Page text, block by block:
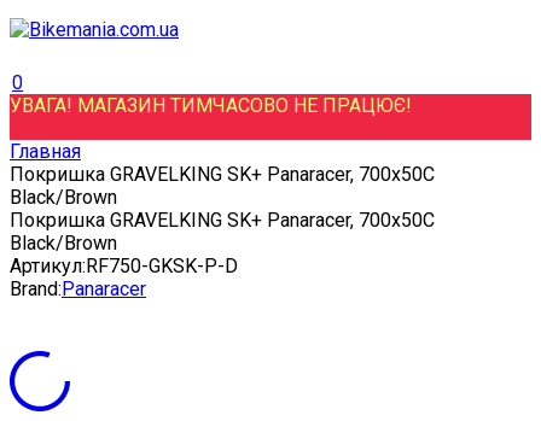
0
УВАГА! МАГАЗИН ТИМЧАСОВО НЕ ПРАЦЮЄ!
Главная
Покришка GRAVELKING SK+ Panaracer, 700x50C
Black/Brown
Покришка GRAVELKING SK+ Panaracer, 700x50C
Black/Brown
Артикул:RF750-GKSK-P-D
Brand:Panaracer